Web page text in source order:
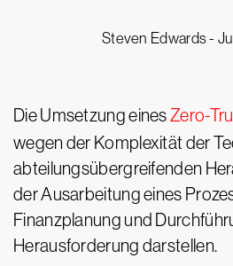
Steven Edwards -
Die Umsetzung einesZero-
wegen der Komplexität der
abteilungsübergreifenden
der Ausarbeitung eines
Finanzplanung und
Herausforderung darstellen.